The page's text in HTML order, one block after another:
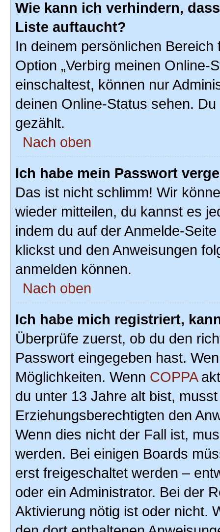
Wie kann ich verhindern,
Liste auftaucht?
In deinem persönlichen
Option „Verbirg meinen Online-
einschaltest, können nur
deinen Online-Status sehen.
gezählt.
Nach oben
Ich habe mein Passwort
Das ist nicht schlimm! Wir
wieder mitteilen, du kannst es
indem du auf der Anmelde-
klickst und den Anweisungen
anmelden können.
Nach oben
Ich habe mich registriert,
Überprüfe zuerst, ob du den
Passwort eingegeben hast.
Möglichkeiten. Wenn COPPA
du unter 13 Jahre alt bist,
Erziehungsberechtigten den
Wenn dies nicht der Fall ist,
werden. Bei einigen Boards
erst freigeschaltet werden –
oder ein Administrator. Bei der
Aktivierung nötig ist oder nicht.